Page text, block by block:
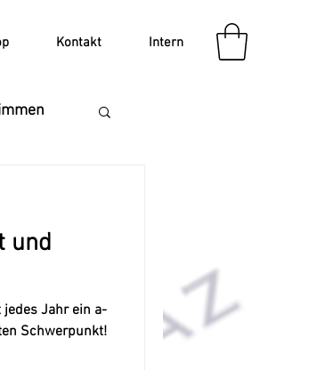
Kontakt Intern
und
jedes Jahr ein a-
Schwerpunkt!